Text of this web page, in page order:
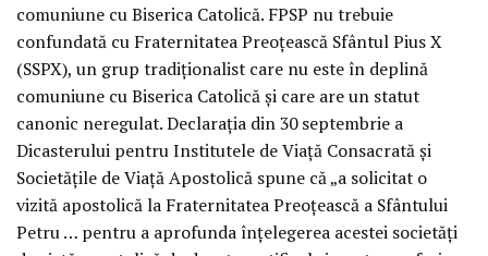
comuniune cu Biserica Catolică. FPSP nu trebuie
confundată cu Fraternitatea Preoțească Sfântul Pius X
(SSPX), un grup tradiționalist care nu este în deplină
comuniune cu Biserica Catolică și care are un statut
canonic neregulat. Declarația din 30 septembrie a
Dicasterului pentru Institutele de Viață Consacrată și
Societățile de Viață Apostolică spune că „a solicitat o
vizită apostolică la Fraternitatea Preoțească a Sfântului
Petru … pentru a aprofunda înțelegerea acestei societăți